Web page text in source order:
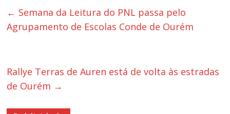
← Semana da Leitura do PNL passa pelo
Agrupamento de Escolas Conde de Ourém
Rallye Terras de Auren está de volta às estradas
de Ourém →